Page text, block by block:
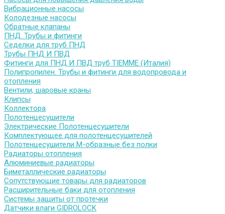
Вибрационные насосы
Колодезные насосы
Обратные клапаны
ПНД. Трубы и фитинги
Седелки для труб ПНД
Трубы ПНД И ПВД
Фитинги для ПНД И ПВД труб TIEMME (Италия)
Полипропилен. Трубы и фитинги для водопровода и
отопления
Вентили, шаровые краны
Клипсы
Коллектора
Полотенцесушители
Электрические Полотенцесушители
Комплектующее для полотенцесушителей
Полотенцесушители М-образные без полки
Радиаторы отопления
Алюминиевые радиаторы
Биметаллические радиаторы
Сопутствующие товары для радиаторов
Расширительные баки для отопления
Системы защиты от протечки
Датчики влаги GIDROLOCK